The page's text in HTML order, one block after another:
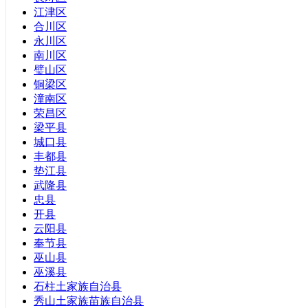
广西壮族自治区
内蒙古自治区
西藏自治区
新疆维吾尔自治区
宁夏回族自治区
香港特别行政区
澳门特别行政区
江津区
合川区
永川区
南川区
璧山区
铜梁区
潼南区
荣昌区
梁平县
城口县
丰都县
垫江县
武隆县
忠县
开县
云阳县
奉节县
巫山县
巫溪县
石柱土家族自治县
秀山土家族苗族自治县